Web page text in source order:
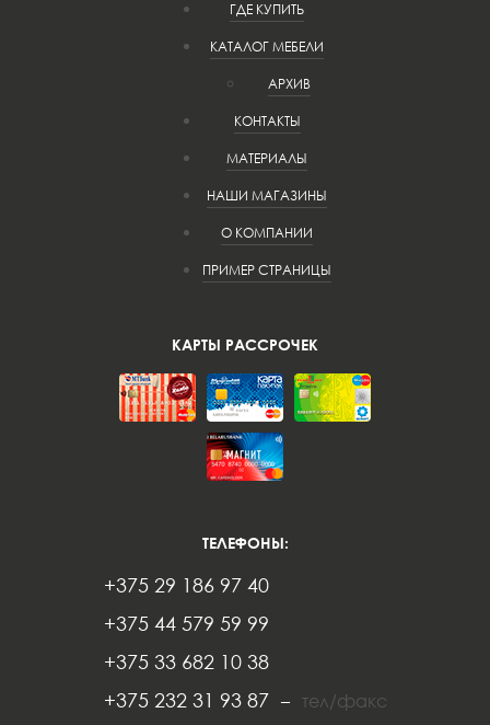
ГДЕ КУПИТЬ
КАТАЛОГ МЕБЕЛИ
АРХИВ
КОНТАКТЫ
МАТЕРИАЛЫ
НАШИ МАГАЗИНЫ
О КОМПАНИИ
ПРИМЕР СТРАНИЦЫ
КАРТЫ РАССРОЧЕК
ТЕЛЕФОНЫ:
+375 29 186 97 40
+375 44 579 59 99
+375 33 682 10 38
+375 232 31 93 87 – тел/факс